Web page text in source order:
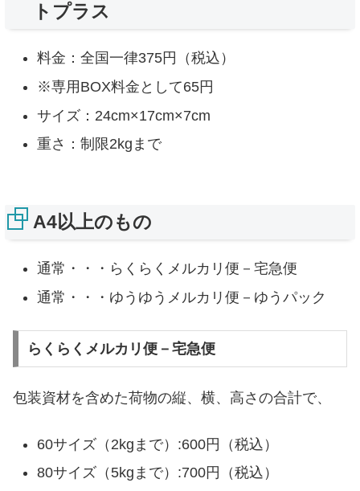
トプラス
料金：全国一律375円（税込）
※専用BOX料金として65円
サイズ：24cm×17cm×7cm
重さ：制限2kgまで
A4以上のもの
通常・・・らくらくメルカリ便－宅急便
通常・・・ゆうゆうメルカリ便－ゆうパック
らくらくメルカリ便－宅急便
包装資材を含めた荷物の縦、横、高さの合計で、
60サイズ（2kgまで）:600円（税込）
80サイズ（5kgまで）:700円（税込）